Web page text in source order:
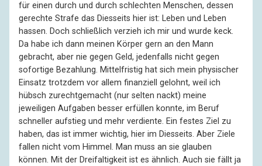
für einen durch und durch schlechten Menschen, dessen
gerechte Strafe das Diesseits hier ist: Leben und Leben
hassen. Doch schließlich verzieh ich mir und wurde keck.
Da habe ich dann meinen Körper gern an den Mann
gebracht, aber nie gegen Geld, jedenfalls nicht gegen
sofortige Bezahlung. Mittel­fristig hat sich mein physischer
Einsatz trotzdem vor allem finanziell gelohnt, weil ich
hübsch zurecht­gemacht (nur selten nackt) meine
jeweiligen Aufgaben besser erfüllen konnte, im Beruf
schneller aufstieg und mehr verdiente. Ein festes Ziel zu
haben, das ist immer wichtig, hier im Diesseits. Aber Ziele
fallen nicht vom Himmel. Man muss an sie glauben
können. Mit der Drei­faltig­keit ist es ähnlich. Auch sie fällt ja